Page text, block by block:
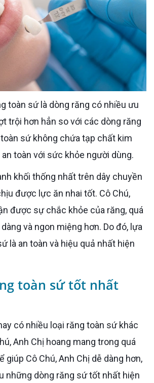
trội hơn hẳn so với các dòng răng
sứ không chứa tạp chất kim
an toàn với sức khỏe người dùng.
được lực ăn nhai tốt. Cô Chú,
được sự chắc khỏe của răng, quá
và ngon miệng hơn. Do đó, lựa
là an toàn và hiệu quả nhất hiện
toàn sứ tốt nhất
Anh Chị hoang mang trong quá
giúp Cô Chú, Anh Chị dễ dàng hơn,
những dòng răng sứ tốt nhất hiện